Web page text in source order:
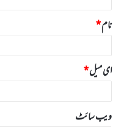
نام*
ای میل*
ویب‌ سائٹ